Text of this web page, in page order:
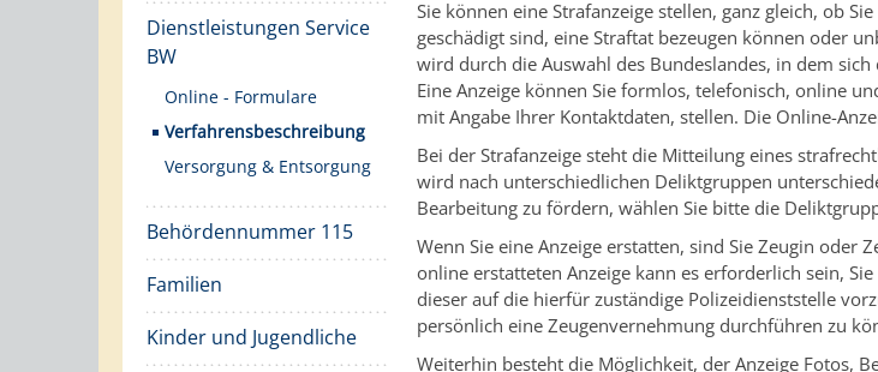
Dienstleistungen Service
BW
Online - Formulare
Verfahrensbeschreibung
Versorgung & Entsorgung
Behördennummer 115
Familien
Kinder und Jugendliche
Sie können eine Strafanzeige stellen, ganz gleich, ob Sie
geschädigt sind, eine Straftat bezeugen können oder
wird durch die Auswahl des Bundeslandes, in dem
Eine Anzeige können Sie formlos, telefonisch, online
mit Angabe Ihrer Kontaktdaten, stellen. Die Online-
Bei der Strafanzeige steht die Mitteilung eines
wird nach unterschiedlichen Deliktgruppen
Bearbeitung zu fördern, wählen Sie bitte die
Wenn Sie eine Anzeige erstatten, sind Sie Zeugin oder
online erstatteten Anzeige kann es erforderlich sein,
dieser auf die hierfür zuständige Polizeidienststelle
persönlich eine Zeugenvernehmung durchführen zu
Weiterhin besteht die Möglichkeit, der Anzeige Fotos,